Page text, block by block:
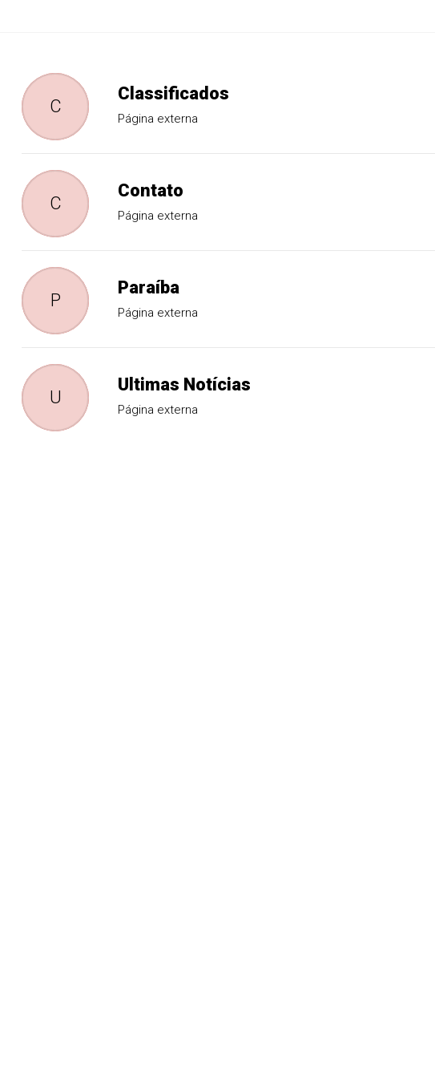
C
Classificados
Página externa
C
Contato
Página externa
P
Paraíba
Página externa
U
Ultimas Notícias
Página externa